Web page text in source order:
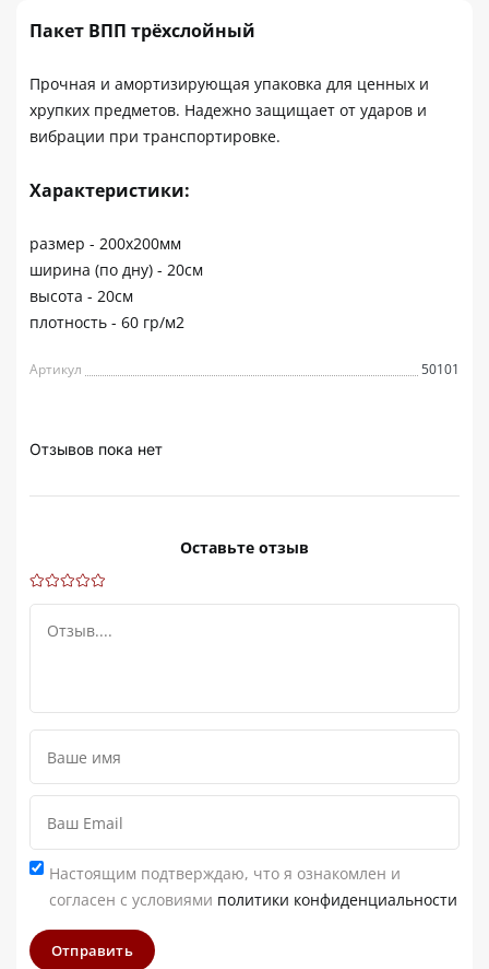
Пакет ВПП трёхслойный
Прочная и амортизирующая упаковка для ценных и
хрупких предметов. Надежно защищает от ударов и
вибрации при транспортировке.
Характеристики:
размер - 200х200мм
ширина (по дну) - 20см
высота - 20см
плотность - 60 гр/м2
Артикул 50101
Отзывов пока нет
Оставьте отзыв
Настоящим подтверждаю, что я ознакомлен и
согласен с условиями политики конфиденциальности
Отправить